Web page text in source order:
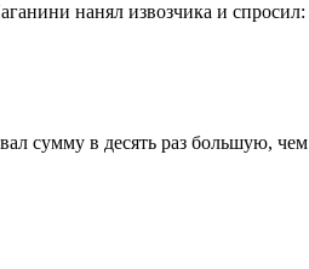
нанял извозчика и спросил:
сумму в десять раз большую, чем